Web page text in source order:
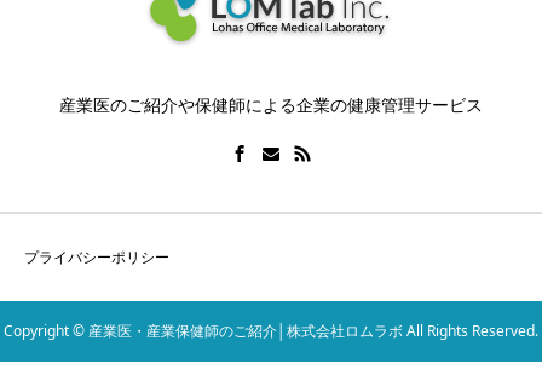
産業医のご紹介や保健師による企業の健康管理サービス
プライバシーポリシー
Copyright © 産業医・産業保健師のご紹介│株式会社ロムラボ All Rights Reserved.